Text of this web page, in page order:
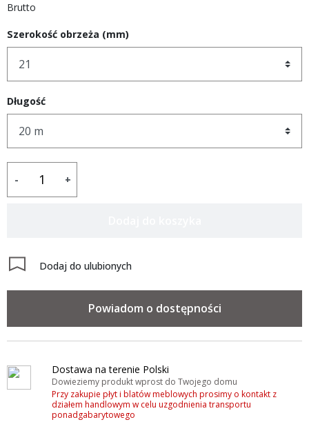
Brutto
Szerokość obrzeża (mm)
Długość
- +
Dodaj do ulubionych
Powiadom o dostępności
Dostawa na terenie Polski
Dowieziemy produkt wprost do Twojego domu
Przy zakupie płyt i blatów meblowych prosimy o kontakt z
działem handlowym w celu uzgodnienia transportu
ponadgabarytowego